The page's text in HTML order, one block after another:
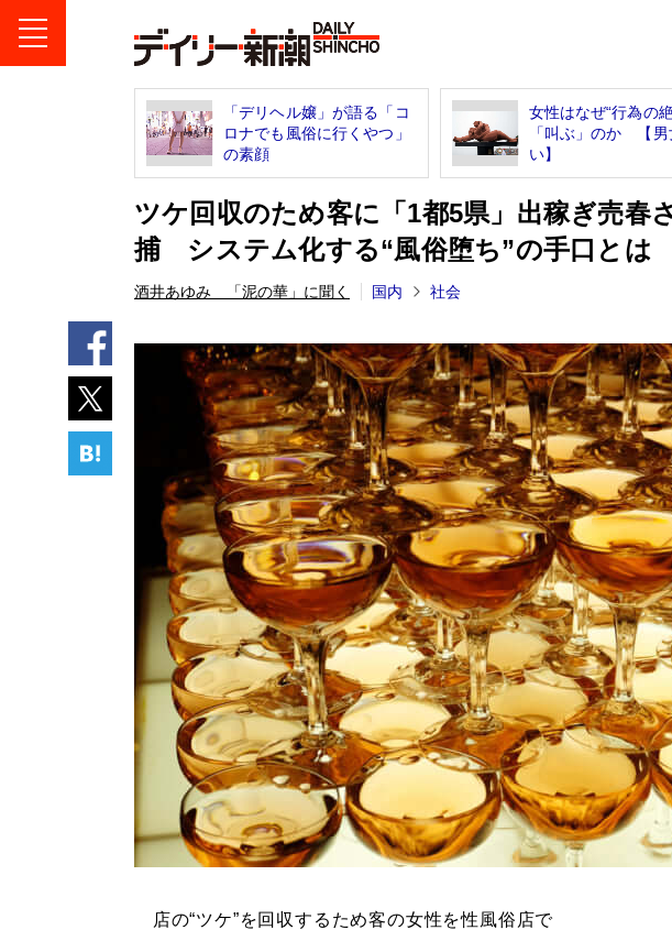
「デリヘル嬢」が語る「コ
ロナでも風俗に行くやつ」
の素顔
女性はなぜ“行為の
「叫ぶ」のか 【男
い】
ツケ回収のため客に「1都5県」出稼ぎ売春
捕 システム化する“風俗堕ち”の手口とは
酒井あゆみ 「泥の華」に聞く 国内 社会
店の“ツケ”を回収するため客の女性を性風俗店で